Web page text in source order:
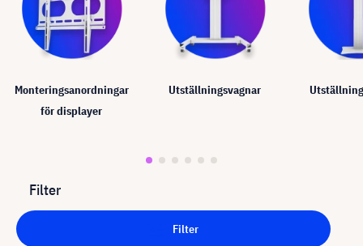
Monteringsanordningar
för displayer
Utställningsvagnar
Filter
Filter